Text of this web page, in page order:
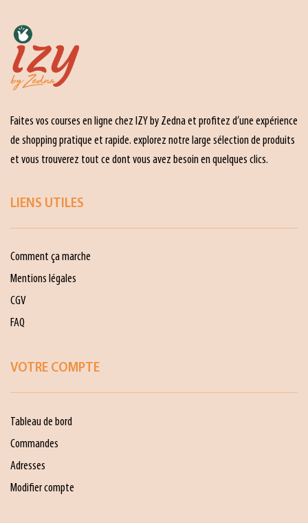
Faites vos courses en ligne chez IZY by Zedna et profitez d’une expérience
de shopping pratique et rapide. explorez notre large sélection de produits
et vous trouverez tout ce dont vous avez besoin en quelques clics.
LIENS UTILES
Comment ça marche
Mentions légales
CGV
FAQ
VOTRE COMPTE
Tableau de bord
Commandes
Adresses
Modifier compte